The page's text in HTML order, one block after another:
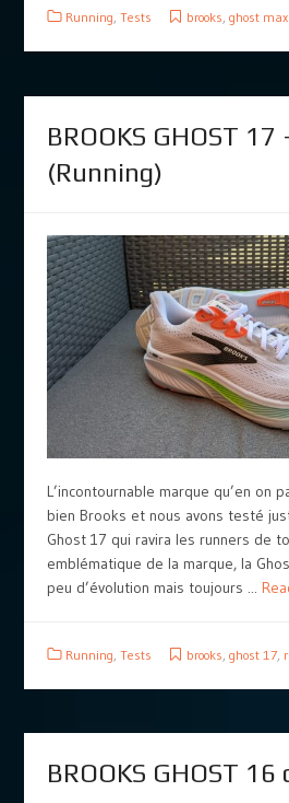
Running, Tests brooks, ghost
BROOKS GHOST
(Running)
L’incontournable marque qu’en on
bien Brooks et nous avons testé
Ghost 17 qui ravira les runners de
emblématique de la marque, la
peu d’évolution mais toujours ...
Running Tests brooks ghost 17,
BROOKS GHOST 16